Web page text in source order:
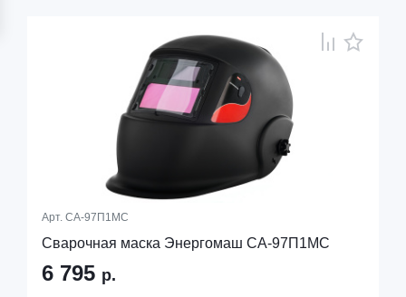
Арт. СА-97П1МС
Сварочная маска Энергомаш СА-97П1МС
6 795 р.